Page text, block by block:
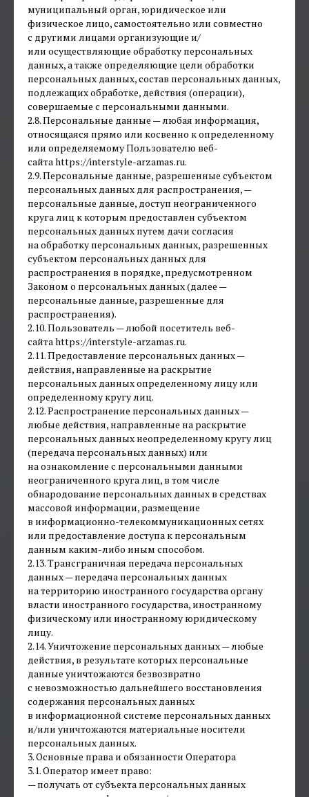
муниципальный орган, юридическое или
физическое лицо, самостоятельно или совместно
с другими лицами организующие и/
или осуществляющие обработку персональных
данных, а также определяющие цели обработки
персональных данных, состав персональных данных,
подлежащих обработке, действия (операции),
совершаемые с персональными данными.
2.8. Персональные данные — любая информация,
относящаяся прямо или косвенно к определенному
или определяемому Пользователю веб-
сайта https://interstyle-arzamas.ru.
2.9. Персональные данные, разрешенные субъектом
персональных данных для распространения, —
персональные данные, доступ неограниченного
круга лиц к которым предоставлен субъектом
персональных данных путем дачи согласия
на обработку персональных данных, разрешенных
субъектом персональных данных для
распространения в порядке, предусмотренном
Законом о персональных данных (далее —
персональные данные, разрешенные для
распространения).
2.10. Пользователь — любой посетитель веб-
сайта https://interstyle-arzamas.ru.
2.11. Предоставление персональных данных —
действия, направленные на раскрытие
персональных данных определенному лицу или
определенному кругу лиц.
2.12. Распространение персональных данных —
любые действия, направленные на раскрытие
персональных данных неопределенному кругу лиц
(передача персональных данных) или
на ознакомление с персональными данными
неограниченного круга лиц, в том числе
обнародование персональных данных в средствах
массовой информации, размещение
в информационно-телекоммуникационных сетях
или предоставление доступа к персональным
данным каким-либо иным способом.
2.13. Трансграничная передача персональных
данных — передача персональных данных
на территорию иностранного государства органу
власти иностранного государства, иностранному
физическому или иностранному юридическому
лицу.
2.14. Уничтожение персональных данных — любые
действия, в результате которых персональные
данные уничтожаются безвозвратно
с невозможностью дальнейшего восстановления
содержания персональных данных
в информационной системе персональных данных
и/или уничтожаются материальные носители
персональных данных.
3. Основные права и обязанности Оператора
3.1. Оператор имеет право:
— получать от субъекта персональных данных